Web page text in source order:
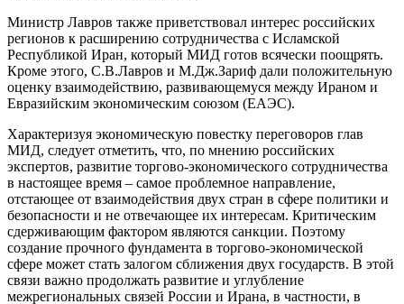
Министр Лавров также приветствовал интерес российских
регионов к расширению сотрудничества с Исламской
Республикой Иран, который МИД готов всячески поощрять.
Кроме этого, С.В.Лавров и М.Дж.Зариф дали положительную
оценку взаимодействию, развивающемуся между Ираном и
Евразийским экономическим союзом (ЕАЭС).
Характеризуя экономическую повестку переговоров глав
МИД, следует отметить, что, по мнению российских
экспертов, развитие торгово-экономического сотрудничества
в настоящее время – самое проблемное направление,
отстающее от взаимодействия двух стран в сфере политики и
безопасности и не отвечающее их интересам. Критическим
сдерживающим фактором являются санкции. Поэтому
создание прочного фундамента в торгово-экономической
сфере может стать залогом сближения двух государств. В этой
связи важно продолжать развитие и углубление
межрегиональных связей России и Ирана, в частности, в